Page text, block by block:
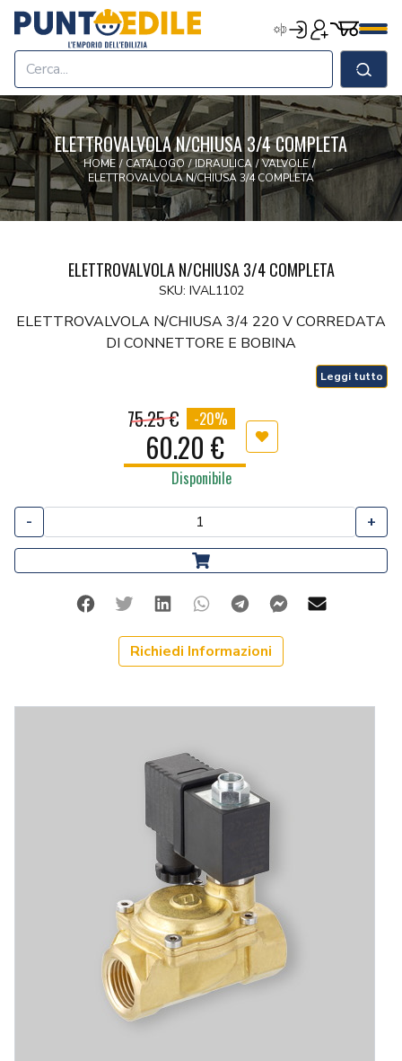
Edilizia Punto EdileAccediRegistrati
Cerca
Home
Chi Siamo
Termini & Condizioni
Contatti
ELETTROVALVOLA N/CHIUSA 3/4 COMPLETA
HOME / CATALOGO / IDRAULICA / VALVOLE /
ELETTROVALVOLA N/CHIUSA 3/4 COMPLETA
ELETTROVALVOLA N/CHIUSA 3/4 COMPLETA
SKU: IVAL1102
ELETTROVALVOLA N/CHIUSA 3/4 220 V CORREDATA
DI CONNETTORE E BOBINA
Leggi tutto
75.25 € -20%
60.20 € Aggiungi ai preferiti
Disponibile
- +
FacebookTwitterLinkedinWhatsappTelegramFacebook
Richiedi Informazioni